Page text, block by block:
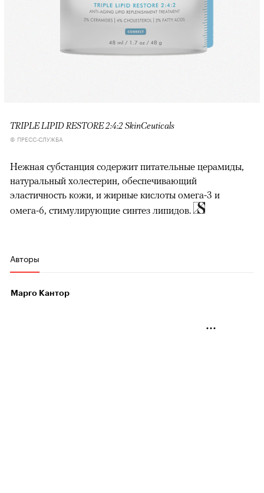
TRIPLE LIPID RESTORE 2:4:2 SkinCeuticals
© ПРЕСС-СЛУЖБА
Нежная субстанция содержит питательные церамиды,
натуральный холестерин, обеспечивающий
эластичность кожи, и жирные кислоты омега-3 и
омега-6, стимулирующие синтез липидов.
Авторы
Марго Кантор